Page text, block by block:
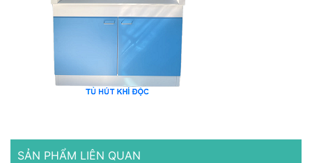
SẢN PHẨM LIÊN QUAN